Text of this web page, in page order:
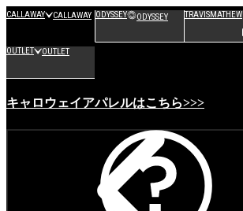
CALLAWAY CALLAWAY ODYSSEY ODYSSEY TRAVISMATHEW
OUTLET OUTLET
キャロウェイアパレルはこちら>>>